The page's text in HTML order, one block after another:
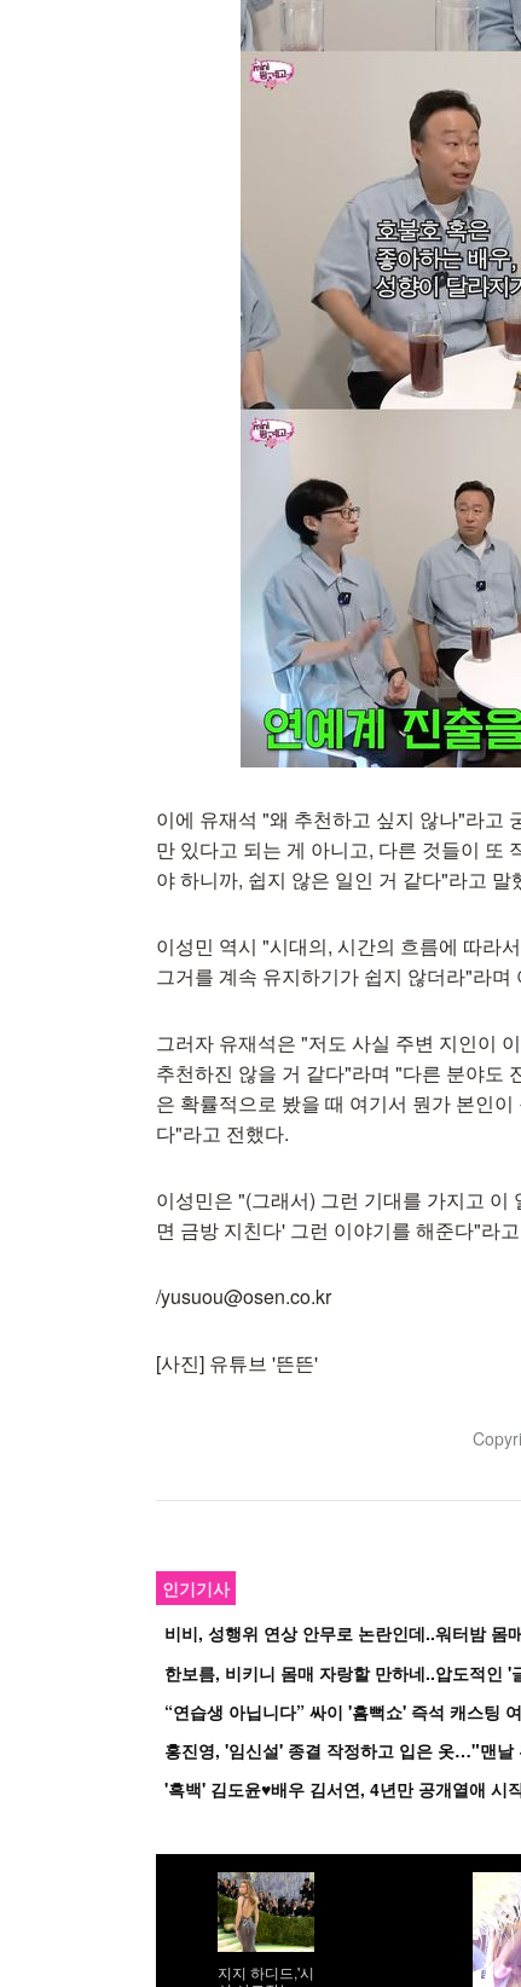
이에 유재석 "왜 추천하고 싶지 않나"라고
만 있다고 되는 게 아니고, 다른 것들이 또
야 하니까, 쉽지 않은 일인 거 같다"라고 말
이성민 역시 "시대의, 시간의 흐름에 따라
그거를 계속 유지하기가 쉽지 않더라"라며
그러자 유재석은 "저도 사실 주변 지인이
추천하진 않을 거 같다"라며 "다른 분야도
은 확률적으로 봤을 때 여기서 뭔가 본인
다"라고 전했다.
이성민은 "(그래서) 그런 기대를 가지고
면 금방 지친다' 그런 이야기를 해준다"라
/yusuou@osen.co.kr
[사진] 유튜브 '뜬뜬'
인기기사
비비, 성행위 연상 안무로 논란인데..워터밤 몸
한보름, 비키니 몸매 자랑할 만하네..압도적인 '
홍진영, '임신설' 종결 작정하고 입은 옷…"맨날
지지 하디드,'시